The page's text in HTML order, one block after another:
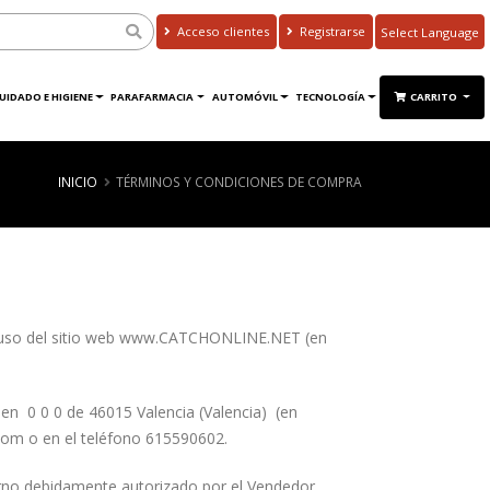
Acceso clientes Registrarse
Translate
E HIGIENE PARAFARMACIA AUTOMÓVIL TECNOLOGÍA CARRITO
INICIO TÉRMINOS Y CONDICIONES DE COMPRA
del sitio web www.CATCHONLINE.NET (en
0 0 0 de 46015 Valencia (Valencia) (en
o en el teléfono 615590602.